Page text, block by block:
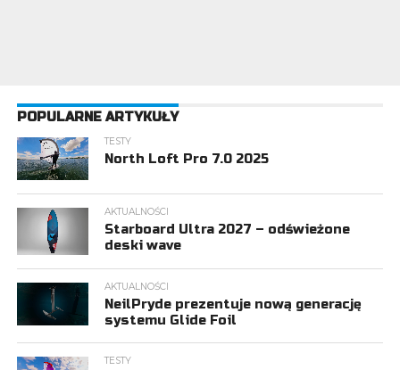
POPULARNE ARTYKUŁY
TESTY
North Loft Pro 7.0 2025
AKTUALNOŚCI
Starboard Ultra 2027 – odświeżone
deski wave
AKTUALNOŚCI
NeilPryde prezentuje nową generację
systemu Glide Foil
TESTY